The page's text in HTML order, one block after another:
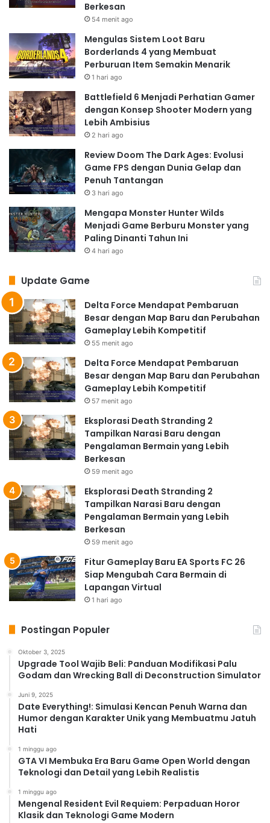
Berkesan
54 menit ago
Mengulas Sistem Loot Baru
Borderlands 4 yang Membuat
Perburuan Item Semakin Menarik
1 hari ago
Battlefield 6 Menjadi Perhatian Gamer
dengan Konsep Shooter Modern yang
Lebih Ambisius
2 hari ago
Review Doom The Dark Ages: Evolusi
Game FPS dengan Dunia Gelap dan
Penuh Tantangan
3 hari ago
Mengapa Monster Hunter Wilds
Menjadi Game Berburu Monster yang
Paling Dinanti Tahun Ini
4 hari ago
Update Game
Delta Force Mendapat Pembaruan
Besar dengan Map Baru dan Perubahan
Gameplay Lebih Kompetitif
55 menit ago
Delta Force Mendapat Pembaruan
Besar dengan Map Baru dan Perubahan
Gameplay Lebih Kompetitif
57 menit ago
Eksplorasi Death Stranding 2
Tampilkan Narasi Baru dengan
Pengalaman Bermain yang Lebih
Berkesan
59 menit ago
Eksplorasi Death Stranding 2
Tampilkan Narasi Baru dengan
Pengalaman Bermain yang Lebih
Berkesan
59 menit ago
Fitur Gameplay Baru EA Sports FC 26
Siap Mengubah Cara Bermain di
Lapangan Virtual
1 hari ago
Postingan Populer
Oktober 3, 2025
Upgrade Tool Wajib Beli: Panduan Modifikasi Palu
Godam dan Wrecking Ball di Deconstruction Simulator
Juni 9, 2025
Date Everything!: Simulasi Kencan Penuh Warna dan
Humor dengan Karakter Unik yang Membuatmu Jatuh
Hati
1 minggu ago
GTA VI Membuka Era Baru Game Open World dengan
Teknologi dan Detail yang Lebih Realistis
1 minggu ago
Mengenal Resident Evil Requiem: Perpaduan Horor
Klasik dan Teknologi Game Modern